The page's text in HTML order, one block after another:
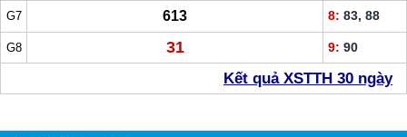
G7 613 8: 83, 88
G8 31 9: 90
Kết quả XSTTH 30 ngày